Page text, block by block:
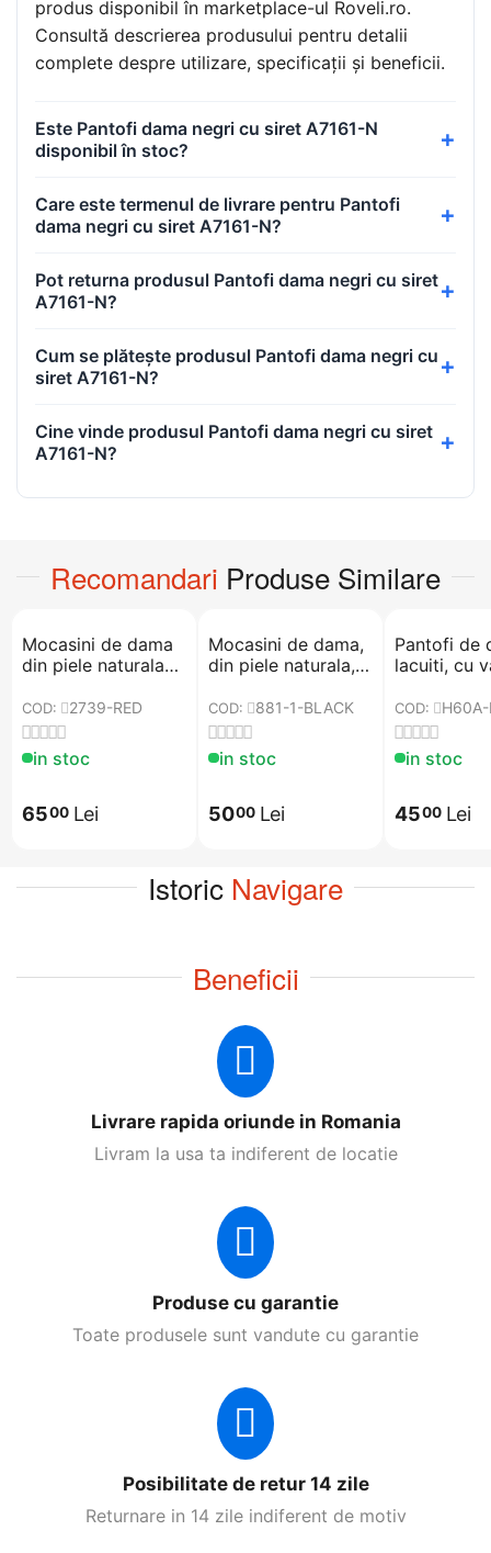
produs disponibil în marketplace-ul Roveli.ro.
Consultă descrierea produsului pentru detalii
complete despre utilizare, specificații și beneficii.
Este Pantofi dama negri cu siret A7161-N
disponibil în stoc?
Care este termenul de livrare pentru Pantofi
dama negri cu siret A7161-N?
Pot returna produsul Pantofi dama negri cu siret
A7161-N?
Cum se plătește produsul Pantofi dama negri cu
siret A7161-N?
Cine vinde produsul Pantofi dama negri cu siret
A7161-N?
Recomandari Produse Similare
​Mocasini de dama
din piele naturala
franjuri 2739-RED
COD: 2739-RED
in stoc
6500 Lei
Mocasini de dama,
din piele naturala,
ciucuri, negri 881-1-
BLACK
COD: 881-1-BLACK
in stoc
5000 Lei
​Pantofi de
lacuiti, cu
H60A-
COD:
in stoc
4500 Lei
Istoric Navigare
Beneficii
Livrare rapida oriunde in Romania
Livram la usa ta indiferent de locatie
Produse cu garantie
Toate produsele sunt vandute cu garantie
Posibilitate de retur 14 zile
Returnare in 14 zile indiferent de motiv